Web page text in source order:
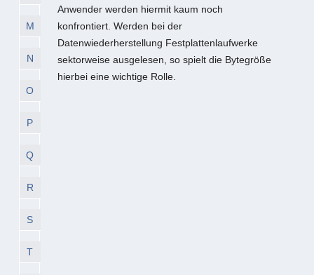
M
N
O
P
Q
R
S
T
Anwender werden hiermit kaum noch
konfrontiert. Werden bei der
Datenwiederherstellung Festplattenlaufwerke
sektorweise ausgelesen, so spielt die Bytegröße
hierbei eine wichtige Rolle.